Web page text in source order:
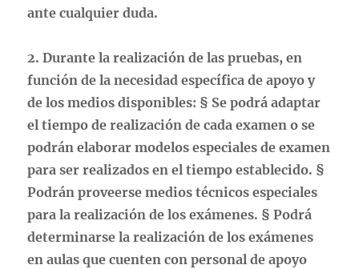
ante cualquier duda.
2. Durante la realización de las pruebas, en
función de la necesidad específica de apoyo y
de los medios disponibles: § Se podrá adaptar
el tiempo de realización de cada examen o se
podrán elaborar modelos especiales de examen
para ser realizados en el tiempo establecido. §
Podrán proveerse medios técnicos especiales
para la realización de los exámenes. § Podrá
determinarse la realización de los exámenes
en aulas que cuenten con personal de apoyo